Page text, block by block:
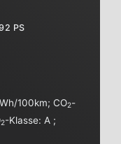
PS
100km;CO2-
2-Klasse:A ;